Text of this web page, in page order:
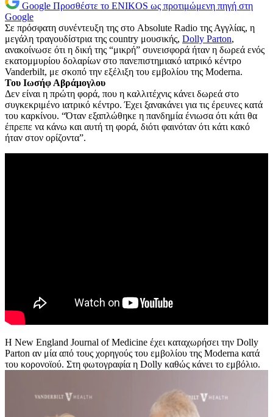
Google Προσθέστε το ENIKOS ως προτιμώμενη πηγή στη
Google
Σε πρόσφατη συνέντευξη της στο Absolute Radio της Αγγλίας, η
μεγάλη τραγουδίστρια της country μουσικής, Dolly Parton,
ανακοίνωσε ότι η δική της “μικρή” συνεισφορά ήταν η δωρεά ενός
εκατομμυρίου δολαρίων στο πανεπιστημιακό ιατρικό κέντρο
Vanderbilt, με σκοπό την εξέλιξη του εμβολίου της Moderna.
Του Ιωσήφ Αβράμογλου
Δεν είναι η πρώτη φορά, που η καλλιτέχνις κάνει δωρεά στο
συγκεκριμένο ιατρικό κέντρο. Έχει ξανακάνει για τις έρευνες κατά
του καρκίνου. “Όταν εξαπλώθηκε η πανδημία ένιωσα ότι κάτι θα
έπρεπε να κάνω και αυτή τη φορά, διότι φαινόταν ότι κάτι κακό
ήταν στον ορίζοντα”.
Η New England Journal of Medicine έχει καταχωρήσει την Dolly
Parton αν μία από τους χορηγούς του εμβολίου της Moderna κατά
του κορονοϊού. Στη φωτογραφία η Dolly καθώς κάνει το εμβόλιο.